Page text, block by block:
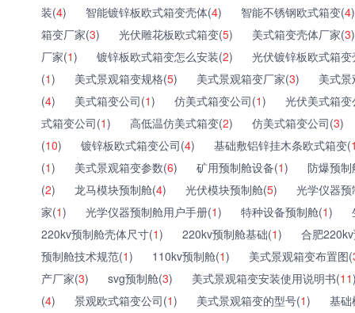
装(4) 智能镀锌板欧式箱变壳体(4) 智能不锈钢欧式箱变(4)
箱变厂家(3) 光伏雕花板欧式箱变(5) 美式箱变壳体厂家(3)
厂家(1) 镀锌板欧式箱变怎么安装(2)
光伏镀锌板欧式箱
(1) 美式景观箱变规格(5) 美式景观箱变厂家(3)
美式
(4) 美式箱变公司(1) 仿美式箱变公司(1)
光伏美式箱
式箱变公司(1) 高低温仿美式箱变(2) 仿美式箱变公司(3)
(10) 镀锌板欧式箱变公司(4) 基础敷铝锌挂木条欧式箱变(
(1) 美式景观箱变参数(6) 矿用预制舱设备(1)
防爆预制
(2) 龙马模块预制舱(4) 光伏模块预制舱(5)
光学仪器
家(1) 光学仪器预制舱用户手册(1) 特种设备预制舱(1)
220kv预制舱壳体尺寸(1) 220kv预制舱基础(1)
合肥
预制舱技术规范(1) 110kv预制舱(1) 美式景观箱变布置图(
产厂家(3) svg预制舱(3) 美式景观箱变安装使用说明书(11
(4) 景观欧式箱变公司(1) 美式景观箱变的型号(1)
基础